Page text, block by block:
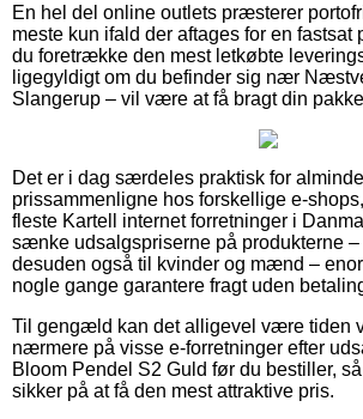
En hel del online outlets præsterer
meste kun ifald der aftages for en fastsat
du foretrække den mest letkøbte
ligegyldigt om du befinder sig nær
Slangerup – vil være at få bragt din
Det er i dag særdeles praktisk for
prissammenligne hos forskellige e-
fleste Kartell internet forretninger i
sænke udsalgspriserne på produkterne –
desuden også til kvinder og mænd –
nogle gange garantere fragt uden
Til gengæld kan det alligevel være tiden
nærmere på visse e-forretninger efter
Bloom Pendel S2 Guld før du bestiller,
sikker på at få den mest attraktive pris.